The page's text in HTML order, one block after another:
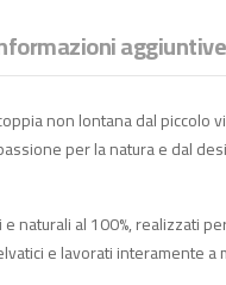
aggiuntive
non lontana dal piccolo
per la natura e dal
naturali al 100%, realizzati
e lavorati interamente a